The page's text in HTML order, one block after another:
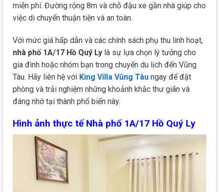
miễn phí. Đường rộng 8m và chỗ đậu xe gần nhà giúp cho
việc di chuyển thuận tiện và an toàn.
Với mức giá hấp dẫn và các chính sách phụ thu linh hoạt,
nhà phố 1A/17 Hồ Quý Ly là sự lựa chọn lý tưởng cho
gia đình hoặc nhóm bạn trong chuyến du lịch đến Vũng
Tàu. Hãy liên hệ với King Villa Vũng Tàu ngay để đặt
phòng và trải nghiệm những khoảnh khắc thư giãn và
đáng nhớ tại thành phố biển này.
Hình ảnh thực tế Nhà phố 1A/17 Hồ Quý Ly